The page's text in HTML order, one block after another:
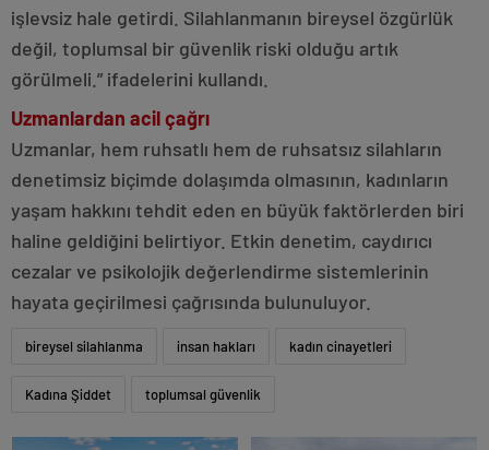
işlevsiz hale getirdi. Silahlanmanın bireysel özgürlük
değil, toplumsal bir güvenlik riski olduğu artık
görülmeli.” ifadelerini kullandı.
Uzmanlardan acil çağrı
Uzmanlar, hem ruhsatlı hem de ruhsatsız silahların
denetimsiz biçimde dolaşımda olmasının, kadınların
yaşam hakkını tehdit eden en büyük faktörlerden biri
haline geldiğini belirtiyor. Etkin denetim, caydırıcı
cezalar ve psikolojik değerlendirme sistemlerinin
hayata geçirilmesi çağrısında bulunuluyor.
bireysel silahlanma insan hakları kadın cinayetleri
Kadına Şiddet toplumsal güvenlik